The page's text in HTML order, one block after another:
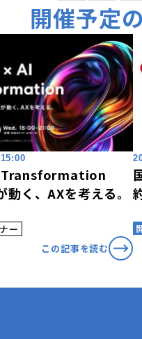
開催予定
く、AXを考える。
ー
この記事を読む